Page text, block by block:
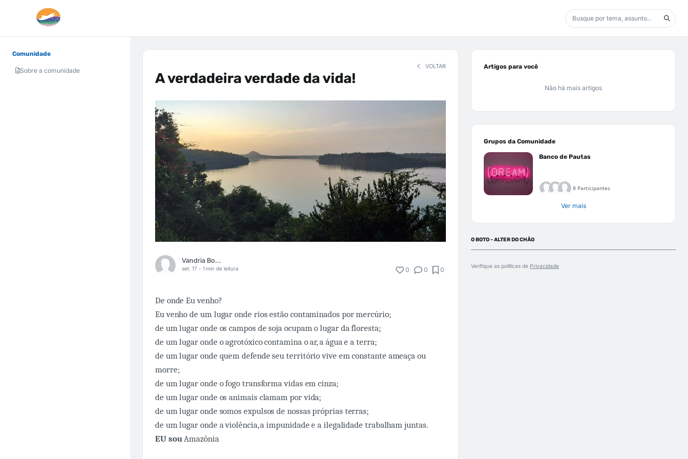
Comunidade
Sobre a comunidade
VOLTAR
A verdadeira verdade da vida!
Vandria Borari
set. 17 - 1 min de leitura 0 0 0
De onde Eu venho?
Eu venho de um lugar onde rios estão contaminados por mercúrio;
de um lugar onde os campos de soja ocupam o lugar da floresta;
de um lugar onde o agrotóxico contamina o ar, a água e a terra;
de um lugar onde quem defende seu território vive em constante ameaça ou
morre;
de um lugar onde o fogo transforma vidas em cinza;
de um lugar onde os animais clamam por vida;
de um lugar onde somos expulsos de nossas próprias terras;
de um lugar onde a violência, a impunidade e a ilegalidade trabalham juntas.
EU souAmazônia
Artigos para você
Não há mais artigos
Grupos da Comunidade
Banco de Pautas
8 Participantes
Ver mais
O BOTO - ALTER DO CHÃO
Verifique as políticas de Privacidade